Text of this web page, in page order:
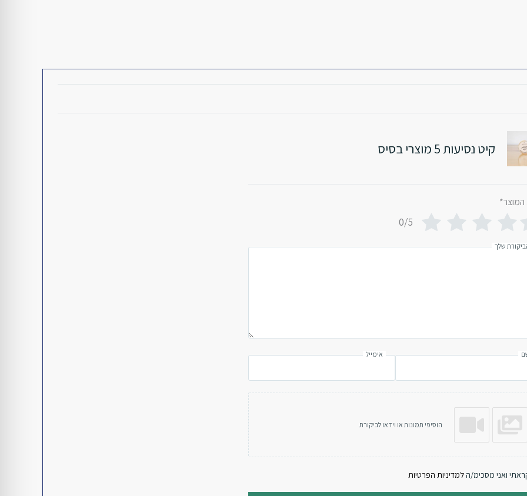
קיט נסיעות 5 מוצרי בסיס
המוצר*
0/5
שלך
אימייל
הוסיפי תמונות או וידאו לביקורת
ואני מסכימ/הלמדיניות הפרטיות